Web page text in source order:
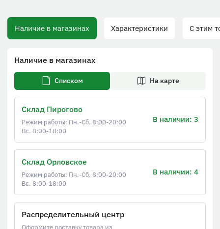
Наличие в магазинах Характеристики С этим
Наличие в магазинах
Списком На карте
Склад Пирогово
Режим работы: Пн.-Сб. 8:00-20:00
Вс. 8:00-18:00
В наличии: 3
Склад Орловское
Режим работы: Пн.-Сб. 8:00-20:00
Вс. 8:00-18:00
В наличии: 4
Распределительный центр
Оформите доставку товара из